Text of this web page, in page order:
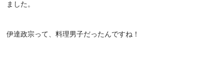
ました。
伊達政宗って、料理男子だったんですね！